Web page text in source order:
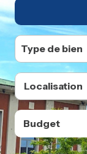
Type de bien
Budget